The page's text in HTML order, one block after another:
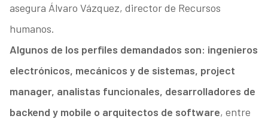
asegura Álvaro Vázquez, director de Recursos
humanos.
Algunos de los perfiles demandados son: ingenieros
electrónicos, mecánicos y de sistemas, project
manager, analistas funcionales, desarrolladores de
backend y mobile o arquitectos de software, entre